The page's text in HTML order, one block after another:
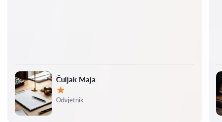
Čuljak Maja
Ocjena:
Odvjetnik